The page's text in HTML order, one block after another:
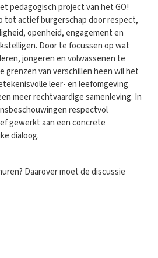
pedagogisch project van het GO!
tot actief burgerschap door respect,
openheid, engagement en
Door te focussen op wat
jongeren en volwassenen te
grenzen van verschillen heen wil het
leer- en leefomgeving
meer rechtvaardige samenleving. In
respectvol
gewerkt aan een concrete
dialoog.
Daarover moet de discussie